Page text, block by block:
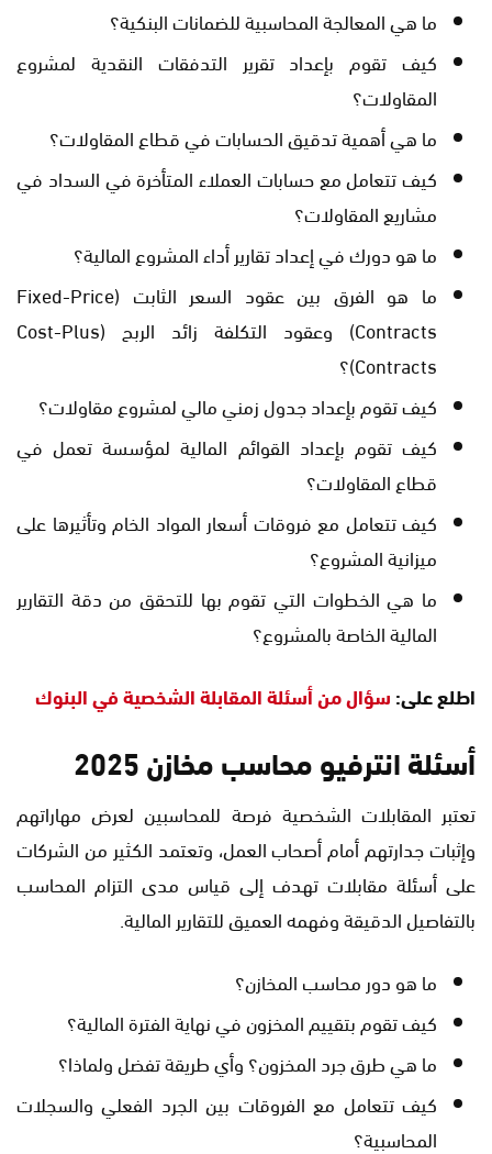
ما هي المعالجة المحاسبية للضمانات البنكية؟
كيف تقوم بإعداد تقرير التدفقات النقدية لمشروع
المقاولات؟
ما هي أهمية تدقيق الحسابات في قطاع المقاولات؟
كيف تتعامل مع حسابات العملاء المتأخرة في السداد في
مشاريع المقاولات؟
ما هو دورك في إعداد تقارير أداء المشروع المالية؟
ما هو الفرق بين عقود السعر الثابت (Fixed-Price
Contracts) وعقود التكلفة زائد الربح (Cost-Plus
Contracts)؟
كيف تقوم بإعداد جدول زمني مالي لمشروع مقاولات؟
كيف تقوم بإعداد القوائم المالية لمؤسسة تعمل في
قطاع المقاولات؟
كيف تتعامل مع فروقات أسعار المواد الخام وتأثيرها على
ميزانية المشروع؟
ما هي الخطوات التي تقوم بها للتحقق من دقة التقارير
المالية الخاصة بالمشروع؟
اطلع على:سؤال من أسئلة المقابلة الشخصية في البنوك
أسئلة انترفيو محاسب مخازن 2025
تعتبر المقابلات الشخصية فرصة للمحاسبين لعرض مهاراتهم
وإثبات جدارتهم أمام أصحاب العمل، وتعتمد الكثير من الشركات
على أسئلة مقابلات تهدف إلى قياس مدى التزام المحاسب
بالتفاصيل الدقيقة وفهمه العميق للتقارير المالية.
ما هو دور محاسب المخازن؟
كيف تقوم بتقييم المخزون في نهاية الفترة المالية؟
ما هي طرق جرد المخزون؟ وأي طريقة تفضل ولماذا؟
كيف تتعامل مع الفروقات بين الجرد الفعلي والسجلات
المحاسبية؟